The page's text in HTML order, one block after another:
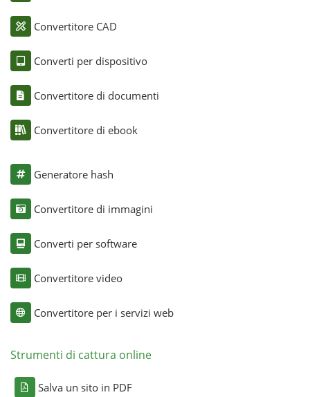
Convertitore CAD
Converti per dispositivo
Convertitore di documenti
Convertitore di ebook
Generatore hash
Convertitore di immagini
Converti per software
Convertitore video
Convertitore per i servizi web
Strumenti di cattura online
Salva un sito in PDF